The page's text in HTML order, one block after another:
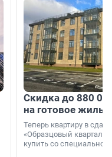
Скидка до 880
на готовое
Теперь квартиру в
«Образцовый квартал
купить со специальной